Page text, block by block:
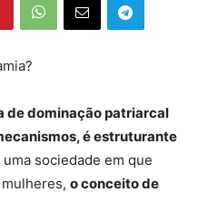
de dominação patriarcal
é estruturante
sociedade em que
o conceito de